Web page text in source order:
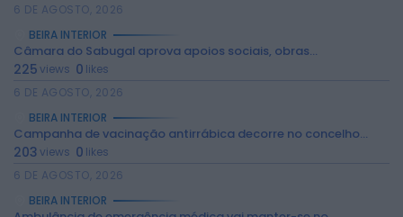
2026 Rádio Caria. Todos os direitos
6 DE AGOSTO, 2026
BEIRA INTERIOR
Câmara do Sabugal aprova apoios sociais, obras...
225views 0 likes
6 DE AGOSTO, 2026
BEIRA INTERIOR
Campanha de vacinação antirrábica decorre no concelho...
203views 0 likes
6 DE AGOSTO, 2026
BEIRA INTERIOR